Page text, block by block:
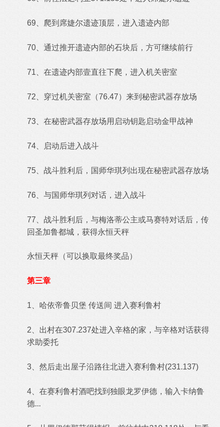
69、爬到席婕尔遗迹顶层，进入遗迹内部
70、通过推开遗迹内部的石块后，方可继续前行
71、在遗迹内部壹直往下爬，进入机关密室
72、穿过机关密室（76.47）来到秘密武器存放场
73、在秘密武器存放场用启动钥匙启动金甲战神
74、启动后进入战斗
75、战斗胜利后，国师华琪列出现在秘密武器存放场
76、与国师华琪列对话，进入战斗
77、战斗胜利后，与梅洛蒂公主或马赛特对话后，传
回圣加鲁都城，获得永恒天秤
永恒天秤（可以换取最终奖品）
第三章
1、哈依帝鲁贝堡 传送间 进入赛利鲁村
2、出村在307.237处进入辛格的家，与辛格对话获得
求助委托
3、然后走出屋子沿路往北进入赛利鲁村(231.137)
4、在赛利鲁村酒吧找到独眼龙罗伊德，输入卡纳鲁
德...